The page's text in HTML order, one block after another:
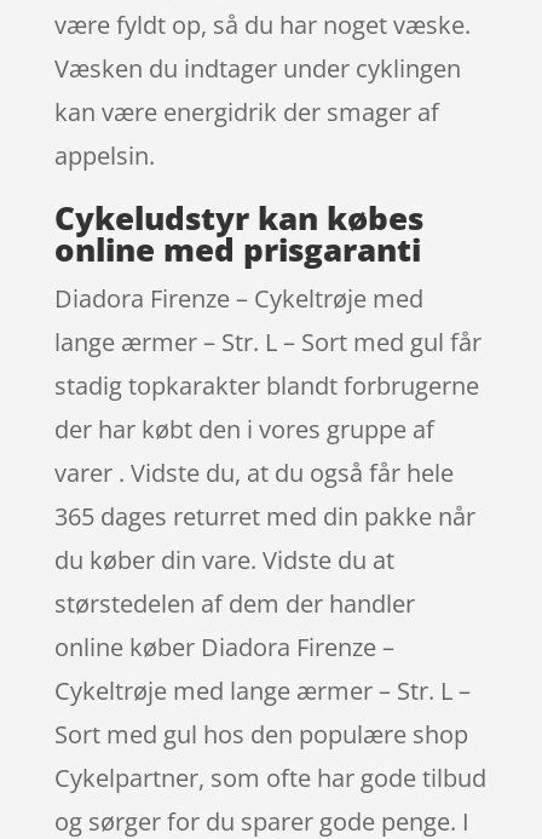
være fyldt op, så du har noget væske.
Væsken du indtager under cyklingen
kan være energidrik der smager af
appelsin.
Cykeludstyr kan købes
online med prisgaranti
Diadora Firenze – Cykeltrøje med
lange ærmer – Str. L – Sort med gul får
stadig topkarakter blandt forbrugerne
der har købt den i vores gruppe af
varer . Vidste du, at du også får hele
365 dages returret med din pakke når
du køber din vare. Vidste du at
størstedelen af dem der handler
online køber Diadora Firenze –
Cykeltrøje med lange ærmer – Str. L –
Sort med gul hos den populære shop
Cykelpartner, som ofte har gode tilbud
og sørger for du sparer gode penge. I